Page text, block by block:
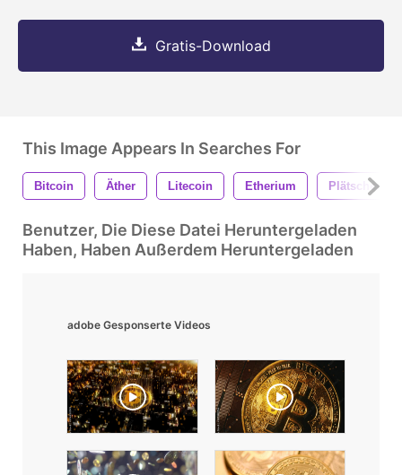
Gratis-Download
This Image Appears In Searches For
Bitcoin Äther Litecoin Etherium Plätschern
Benutzer, Die Diese Datei Heruntergeladen
Haben, Haben Außerdem Heruntergeladen
adobe Gesponserte Videos